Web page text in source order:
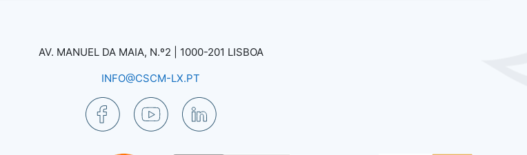
AV. MANUEL DA MAIA, N.º2 | 1000-201 LISBOA
INFO@CSCM-LX.PT